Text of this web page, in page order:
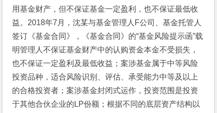
用基金财产，但不保证基金一定盈利，也不保证最低收
益。2018年7月，沈某与基金管理人F公司、基金托管人
签订《基金合同》，《基金合同》的“基金风险提示函”载
明管理人不保证基金财产中的认购资金本金不受损失，
也不保证一定盈利及最低收益；案涉基金属于中等风险
投资品种，适合风险识别、评估、承受能力中等及以上
的合格投资者；案涉基金封闭式运作，投资范围是投资
于其他合伙企业的LP份额；根据不同的底层资产结构以